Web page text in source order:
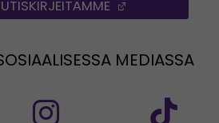
MEDIASSA